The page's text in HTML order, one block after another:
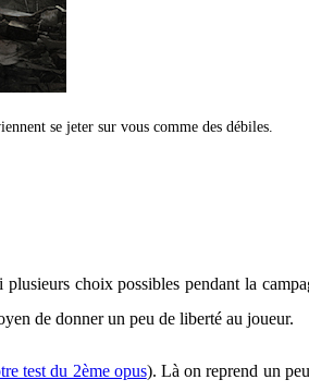
se jeter sur vous comme des débiles.
choix possibles pendant la
de donner un peu de liberté au joueur.
test du 2ème opus). Là on reprend un